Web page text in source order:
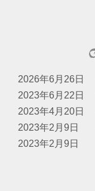
2026年6月26日
2023年6月22日
2023年4月20日
2023年2月9日
2023年2月9日